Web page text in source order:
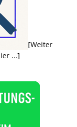
[Weiter
...]